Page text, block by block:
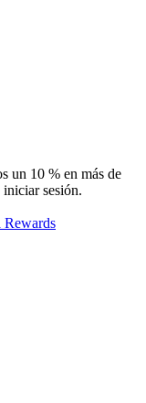
un 10 % en más de
sesión.
Rewards